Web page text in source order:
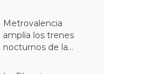
Metrovalencia
amplía los trenes
nocturnos de la...